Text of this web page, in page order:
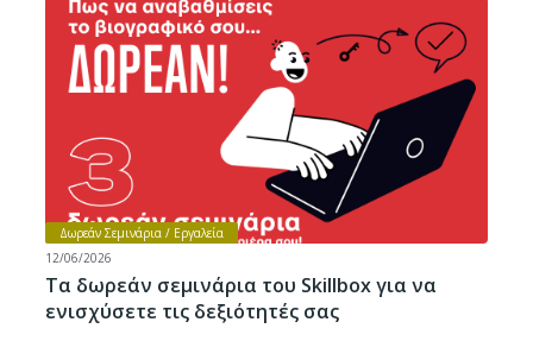
Δωρεάν Σεμινάρια / Εργαλεία
12/06/2026
Τα δωρεάν σεμινάρια του Skillbox για να
ενισχύσετε τις δεξιότητές σας